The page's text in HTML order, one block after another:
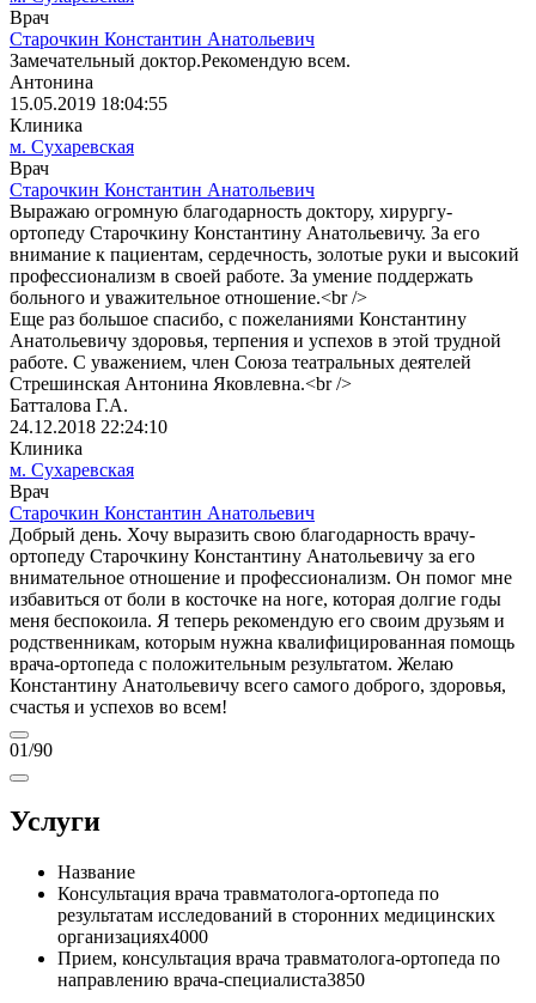
Врач
Старочкин Константин Анатольевич
Замечательный доктор.Рекомендую всем.
Антонина
15.05.2019 18:04:55
Клиника
м. Сухаревская
Врач
Старочкин Константин Анатольевич
Выражаю огромную благодарность доктору, хирургу-
ортопеду Старочкину Константину Анатольевичу. За его
внимание к пациентам, сердечность, золотые руки и высокий
профессионализм в своей работе. За умение поддержать
больного и уважительное отношение.<br />
Еще раз большое спасибо, с пожеланиями Константину
Анатольевичу здоровья, терпения и успехов в этой трудной
работе. С уважением, член Союза театральных деятелей
Стрешинская Антонина Яковлевна.<br />
Батталова Г.А.
24.12.2018 22:24:10
Клиника
м. Сухаревская
Врач
Старочкин Константин Анатольевич
Добрый день. Хочу выразить свою благодарность врачу-
ортопеду Старочкину Константину Анатольевичу за его
внимательное отношение и профессионализм. Он помог мне
избавиться от боли в косточке на ноге, которая долгие годы
меня беспокоила. Я теперь рекомендую его своим друзьям и
родственникам, которым нужна квалифицированная помощь
врача-ортопеда с положительным результатом. Желаю
Константину Анатольевичу всего самого доброго, здоровья,
счастья и успехов во всем!
01/90
Услуги
Название
Консультация врача травматолога-ортопеда по
результатам исследований в сторонних медицинских
организациях4000
Прием, консультация врача травматолога-ортопеда по
направлению врача-специалиста3850